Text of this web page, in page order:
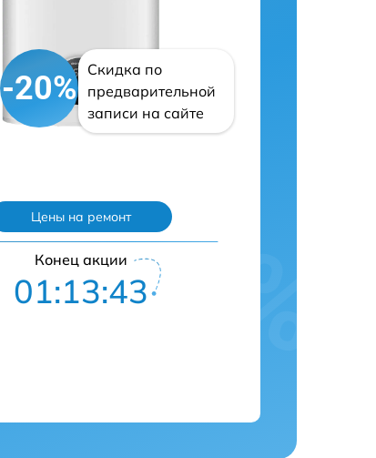
-20%
Скидка по
предварительной
записи на сайте
Цены на ремонт
Конец акции
01:13:42